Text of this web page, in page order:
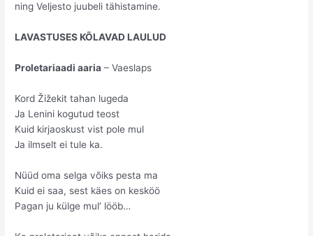
ning Veljesto juubeli tähistamine.
LAVASTUSES KÕLAVAD LAULUD
Proletariaadi aaria – Vaeslaps
Kord Žižekit tahan lugeda
Ja Lenini kogutud teost
Kuid kirjaoskust vist pole mul
Ja ilmselt ei tule ka.
Nüüd oma selga võiks pesta ma
Kuid ei saa, sest käes on kesköö
Pagan ju külge mul’ lööb…